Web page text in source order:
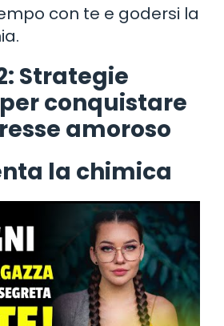
con te e godersi la
Strategie
conquistare
amoroso
la chimica